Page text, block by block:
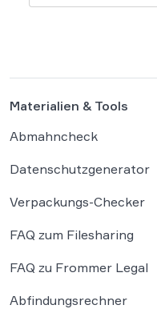
Käufer weiterhin
Materialien & Tools
Abmahncheck
Datenschutzgenerator
Verpackungs-Checker
FAQ zum Filesharing
FAQ zu Frommer Legal
Abfindungsrechner